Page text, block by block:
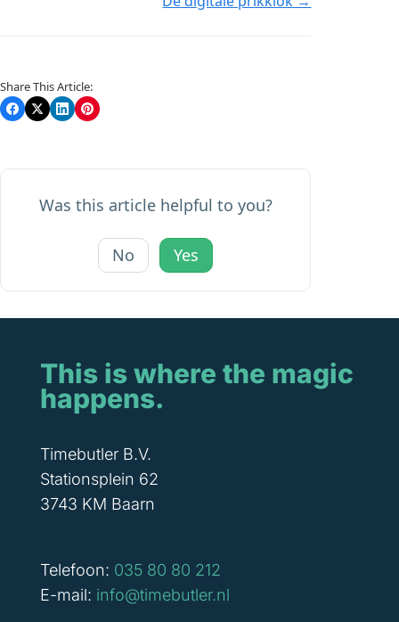
Share This Article:
Was this article helpful to you?
No Yes
This is where the magic
happens.
Timebutler B.V.
Stationsplein 62
3743 KM Baarn
Telefoon: 035 80 80 212
E-mail: info@timebutler.nl